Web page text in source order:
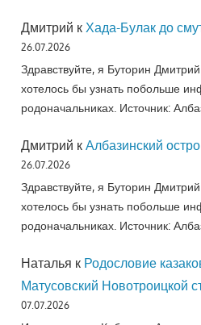
Дмитрий к Хада-Булак до
26.07.2026
Здравствуйте, я Буторин
хотелось бы узнать побольше
родоначальниках. Источник:
Дмитрий к Албазинский
26.07.2026
Здравствуйте, я Буторин
хотелось бы узнать побольше
родоначальниках. Источник:
Наталья к Родословие
Матусовский Новотроицкой
07.07.2026